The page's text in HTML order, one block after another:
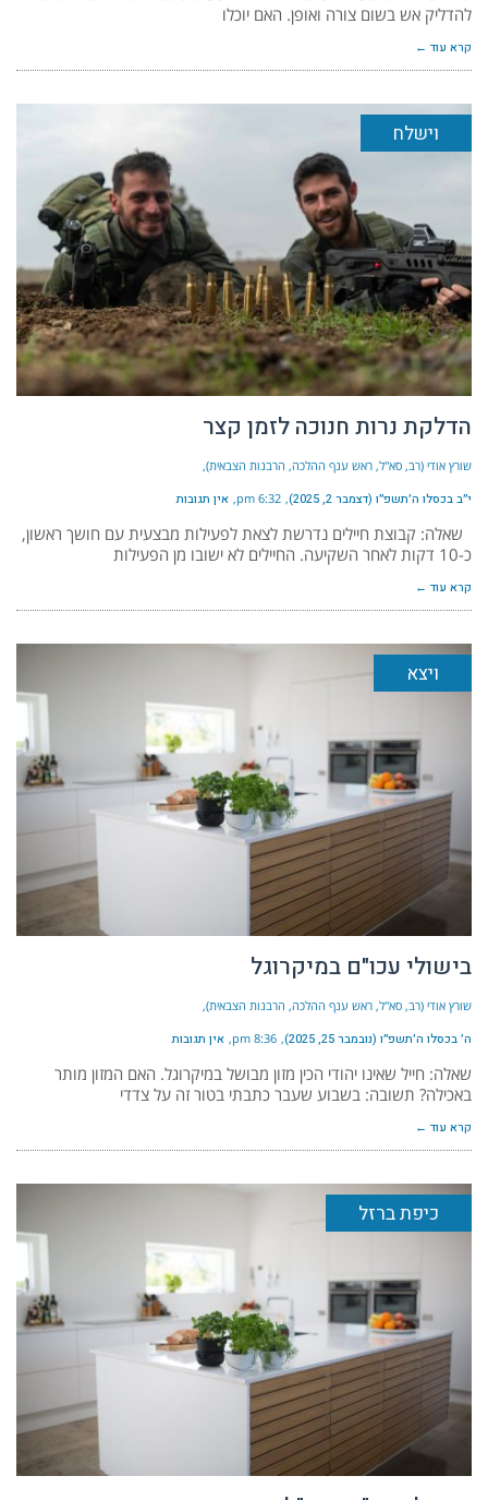
להדליק אש בשום צורה ואופן. האם יוכלו
קרא עוד ←
וישלח
הדלקת נרות חנוכה לזמן קצר
שורץ אודי (רב, סא"ל, ראש ענף ההלכה, הרבנות הצבאית)
י״ב בכסלו ה׳תשפ״ו (דצמבר 2, 2025) 6:32 pm אין תגובות
שאלה: קבוצת חיילים נדרשת לצאת לפעילות מבצעית עם חושך ראשון,
כ-10 דקות לאחר השקיעה. החיילים לא ישובו מן הפעילות
קרא עוד ←
ויצא
בישולי עכו"ם במיקרוגל
שורץ אודי (רב, סא"ל, ראש ענף ההלכה, הרבנות הצבאית)
ה׳ בכסלו ה׳תשפ״ו (נובמבר 25, 2025) 8:36 pm אין תגובות
שאלה: חייל שאינו יהודי הכין מזון מבושל במיקרוגל. האם המזון מותר
באכילה? תשובה: בשבוע שעבר כתבתי בטור זה על צדדי
קרא עוד ←
כיפת ברזל